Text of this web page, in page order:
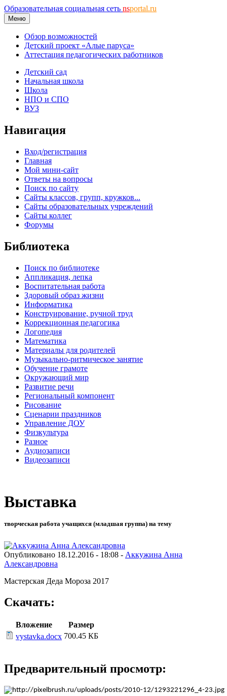
Образовательная социальная сеть nsportal.ru
Меню
Обзор возможностей
Детский проект «Алые паруса»
Аттестация педагогических работников
Детский сад
Начальная школа
Школа
НПО и СПО
ВУЗ
Навигация
Вход/регистрация
Главная
Мой мини-сайт
Ответы на вопросы
Поиск по сайту
Сайты классов, групп, кружков...
Сайты образовательных учреждений
Сайты коллег
Форумы
Библиотека
Поиск по библиотеке
Аппликация, лепка
Воспитательная работа
Здоровый образ жизни
Информатика
Конструирование, ручной труд
Коррекционная педагогика
Логопедия
Математика
Материалы для родителей
Музыкально-ритмическое занятие
Обучение грамоте
Окружающий мир
Развитие речи
Региональный компонент
Рисование
Сценарии праздников
Управление ДОУ
Физкультура
Разное
Аудиозаписи
Видеозаписи
Выставка
творческая работа учащихся (младшая группа) на тему
Опубликовано 18.12.2016 - 18:08 - Аккужина Анна
Александровна
Мастерская Деда Мороза 2017
Скачать:
Вложение
Размер
vystavka.docx 700.45 КБ
Предварительный просмотр: